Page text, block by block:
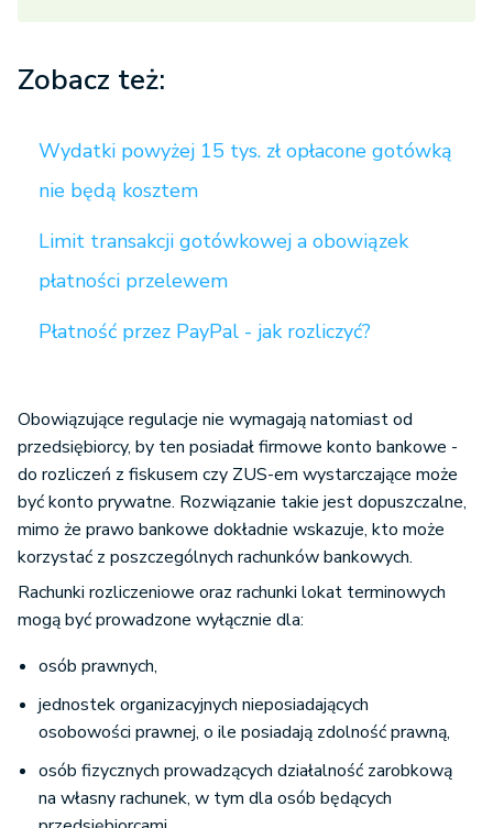
Zobacz też:
Wydatki powyżej 15 tys. zł opłacone gotówką
nie będą kosztem
Limit transakcji gotówkowej a obowiązek
płatności przelewem
Płatność przez PayPal - jak rozliczyć?
Obowiązujące regulacje nie wymagają natomiast od
przedsiębiorcy, by ten posiadał firmowe konto bankowe -
do rozliczeń z fiskusem czy ZUS-em wystarczające może
być konto prywatne. Rozwiązanie takie jest dopuszczalne,
mimo że prawo bankowe dokładnie wskazuje, kto może
korzystać z poszczególnych rachunków bankowych.
Rachunki rozliczeniowe oraz rachunki lokat terminowych
mogą być prowadzone wyłącznie dla:
osób prawnych,
jednostek organizacyjnych nieposiadających
osobowości prawnej, o ile posiadają zdolność prawną,
osób fizycznych prowadzących działalność zarobkową
na własny rachunek, w tym dla osób będących